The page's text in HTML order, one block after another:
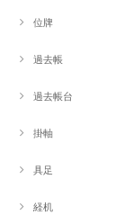
位牌
過去帳
過去帳台
掛軸
具足
経机